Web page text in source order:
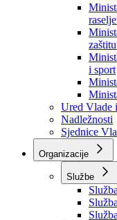
i sport
Ured Vlade
Nadležnosti
Sjednice
Organizacije
Službe